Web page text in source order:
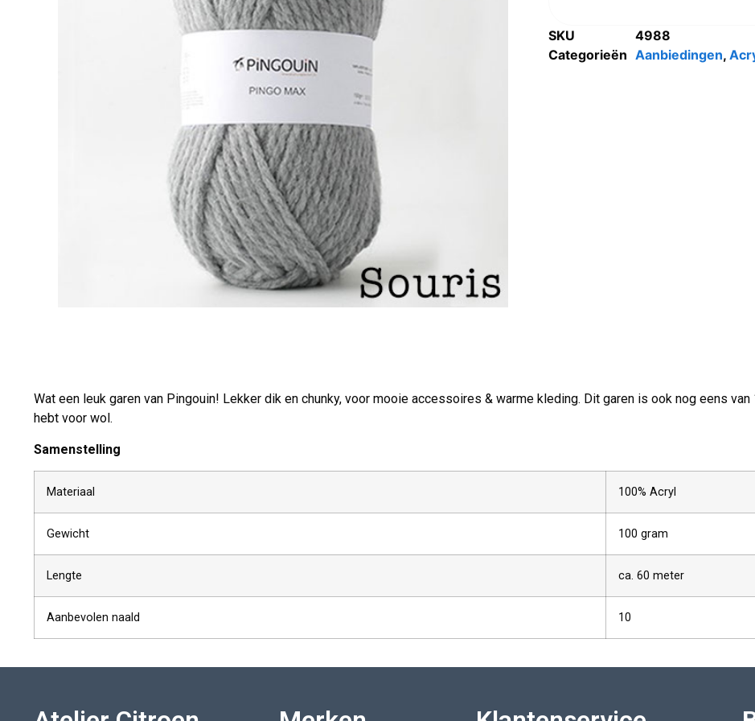
SKU
4988
Categorieën Aanbiedingen,
Wat een leuk garen van Pingouin! Lekker dik en chunky, voor mooie accessoires & warme kleding. Dit garen is ook nog eens
hebt voor wol.
Samenstelling
Materiaal 100% Acryl
Gewicht 100 gram
Lengte ca. 60 meter
Aanbevolen naald 10